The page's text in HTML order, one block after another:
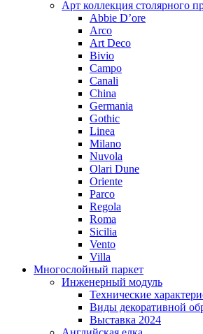
Арт коллекция столярного
Abbie D’ore
Arco
Art Deco
Bivio
Campo
Canali
China
Germania
Gothic
Linea
Milano
Nuvola
Olari Dune
Oriente
Parco
Regola
Roma
Sicilia
Vento
Villa
Многослойный паркет
Инженерный модуль
Технические
Виды декоративной
Выставка 2024